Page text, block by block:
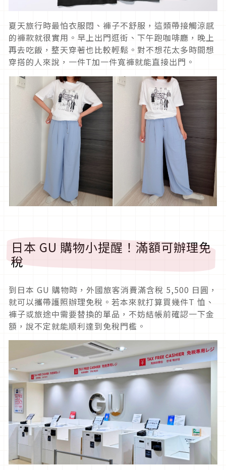
夏天旅行時最怕衣服悶、褲子不舒服，這類帶接觸涼感
的褲款就很實用。早上出門逛街、下午跑咖啡廳，晚上
再去吃飯，整天穿著也比較輕鬆。對不想花太多時間想
穿搭的人來說，一件T加一件寬褲就能直接出門。
日本 GU 購物小提醒！滿額可辦理免
稅
到日本 GU 購物時，外國旅客消費滿含稅 5,500 日圓，
就可以攜帶護照辦理免稅。若本來就打算買幾件T 恤、
褲子或旅途中需要替換的單品，不妨結帳前確認一下金
額，說不定就能順利達到免稅門檻。